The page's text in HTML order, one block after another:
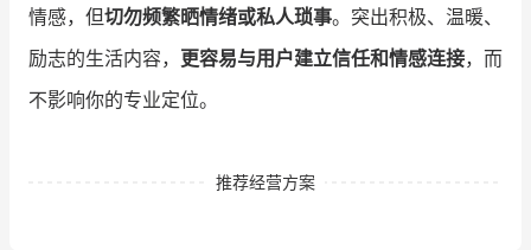
情感，但切勿频繁晒情绪或私人琐事。突出积极、温暖、
励志的生活内容， 更容易与用户建立信任和情感连接，而
不影响你的专业定位。
推荐经营方案